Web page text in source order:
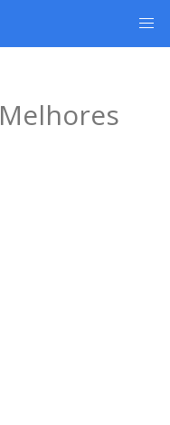
Melhores